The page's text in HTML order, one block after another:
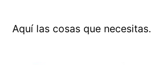
Aquí las cosas que necesitas.